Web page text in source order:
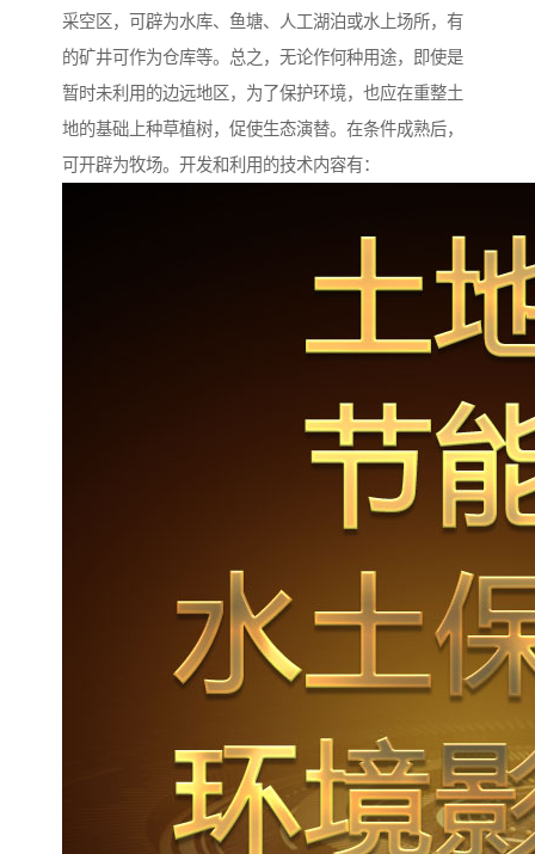
采空区，可辟为水库、鱼塘、人工湖泊或水上场所，有
的矿井可作为仓库等。总之，无论作何种用途，即使是
暂时未利用的边远地区，为了保护环境，也应在重整土
地的基础上种草植树，促使生态演替。在条件成熟后，
可开辟为牧场。开发和利用的技术内容有：